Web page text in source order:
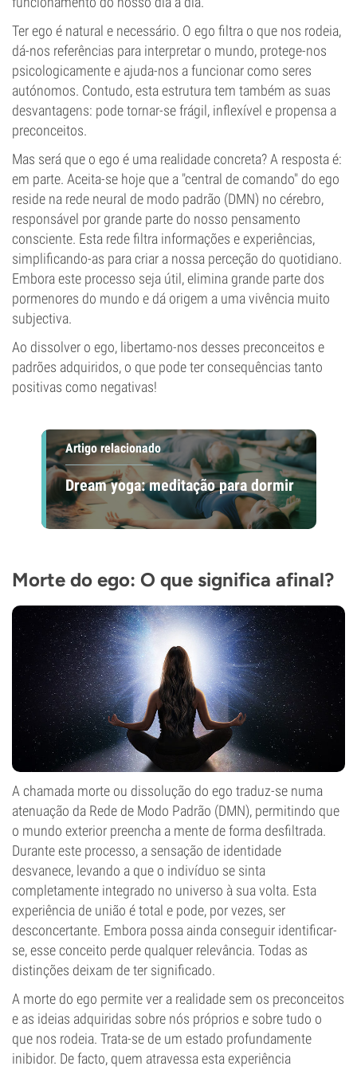
Ter ego é natural e necessário. O ego filtra o que nos rodeia,
dá-nos referências para interpretar o mundo, protege-nos
psicologicamente e ajuda-nos a funcionar como seres
autónomos. Contudo, esta estrutura tem também as suas
desvantagens: pode tornar-se frágil, inflexível e propensa a
preconceitos.
Mas será que o ego é uma realidade concreta? A resposta é:
em parte. Aceita-se hoje que a "central de comando" do ego
reside na rede neural de modo padrão (DMN) no cérebro,
responsável por grande parte do nosso pensamento
consciente. Esta rede filtra informações e experiências,
simplificando-as para criar a nossa perceção do quotidiano.
Embora este processo seja útil, elimina grande parte dos
pormenores do mundo e dá origem a uma vivência muito
subjectiva.
Ao dissolver o ego, libertamo-nos desses preconceitos e
padrões adquiridos, o que pode ter consequências tanto
positivas como negativas!
Artigo relacionado
Dream yoga: meditação para dormir
Morte do ego: O que significa afinal?
A chamada morte ou dissolução do ego traduz-se numa
atenuação da Rede de Modo Padrão (DMN), permitindo que
o mundo exterior preencha a mente de forma desfiltrada.
Durante este processo, a sensação de identidade
desvanece, levando a que o indivíduo se sinta
completamente integrado no universo à sua volta. Esta
experiência de união é total e pode, por vezes, ser
desconcertante. Embora possa ainda conseguir identificar-
se, esse conceito perde qualquer relevância. Todas as
distinções deixam de ter significado.
A morte do ego permite ver a realidade sem os preconceitos
e as ideias adquiridas sobre nós próprios e sobre tudo o
que nos rodeia. Trata-se de um estado profundamente
inibidor. De facto, quem atravessa esta experiência